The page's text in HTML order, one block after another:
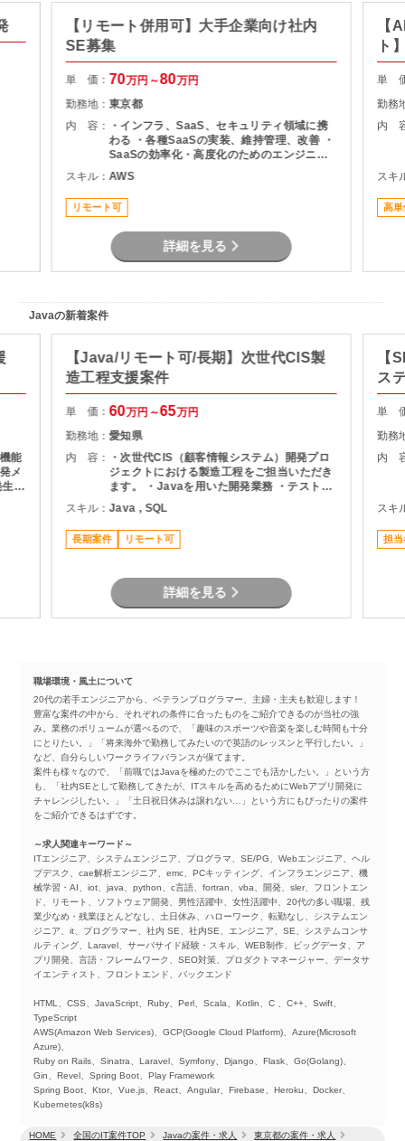
HOME 全国のIT案件TOP Javaの案件・求人
東京都の案件・求人
【リモート併用可】大手企業向け社内
SE募集
単 価： 70万円～80万円
勤務地：東京都
内 容：
・インフラ、SaaS、セキュリティ領域に携
わる ・各種SaaSの実装、維持管理、改善 ・
SaaSの効率化・高度化のためのエンジニア
リング ・SaaSのシステム課題・障害に対す
る対策の計画と実装 ・社内NWやオンプレサ
ーバの運用保守 ・拠点のネットワーク配備担
当
スキル：AWS
リモート可
詳細を見る
【
ト
単
勤務
内
スキ
高単
Javaの新着案件
能
メ
【Java/リモート可/長期】次世代CIS製
造工程支援案件
単 価：60万円～65万円
勤務地：愛知県
内 容：
・次世代CIS（顧客情報システム）開発プロ
ジェクトにおける製造工程をご担当いただき
ます。 ・Javaを用いた開発業務 ・テスト実
施（Junit） ・Oracle環境での開発 ・結合工
程を中心とした開発支援
スキル：Java , SQL
長期案件 リモート可
詳細を見る
【
ス
単
勤務
内
スキ
担当
職場環境・風土について
20代の若手エンジニアから、ベテランプログラマー、主婦・主夫も歓迎します！
豊富な案件の中から、それぞれの条件に合ったものをご紹介できるのが当社の強
み。業務のボリュームが選べるので、「趣味のスポーツや音楽を楽しむ時間も十分
にとりたい。」「将来海外で勤務してみたいので英語のレッスンと平行したい。」
など、自分らしいワークライフバランスが保てます。
案件も様々なので、「前職ではJavaを極めたのでここでも活かしたい。」という方
も、「社内SEとして勤務してきたが、ITスキルを高めるためにWebアプリ開発に
チャレンジしたい。」「土日祝日休みは譲れない…」という方にもぴったりの案件
をご紹介できるはずです。
～求人関連キーワード～
ITエンジニア、システムエンジニア、プログラマ、SE/PG、Webエンジニア、ヘル
プデスク、cae解析エンジニア、emc、PCキッティング、インフラエンジニア、機
械学習・AI、iot、java、python、c言語、fortran、vba、開発、sler、フロントエン
ド、リモート、ソフトウェア開発、男性活躍中、女性活躍中、20代の多い職場、残
業少なめ・残業ほとんどなし、土日休み、ハローワーク、転勤なし、システムエン
ジニア、it、プログラマー、社内 SE、社内SE、エンジニア、SE、システムコンサ
ルティング、Laravel、サーバサイド経験・スキル、WEB制作、ビッグデータ、ア
プリ開発、言語・フレームワーク、SEO対策、プロダクトマネージャー、データサ
イエンティスト、フロントエンド、バックエンド
HTML、CSS、JavaScript、Ruby、Perl、Scala、Kotlin、C 、C++、Swift、
TypeScript
AWS(Amazon Web Services)、GCP(Google Cloud Platform)、Azure(Microsoft
Azure)、
Ruby on Rails、Sinatra、Laravel、Symfony、Django、Flask、Go(Golang)、
Gin、Revel、Spring Boot、Play Framework
Spring Boot、Ktor、Vue.js、React、Angular、Firebase、Heroku、Docker、
Kubernetes(k8s)